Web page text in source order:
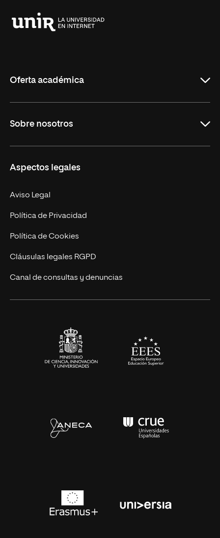
Oferta académica
Másteres Oficiales
Doctorados
Experto Universitario
Postgrados
Cursos Universitarios
Sobre nosotros
Facultades
Nuestro Equipo
Trabaja en UNIR
Actualidad
UNIR Revista
Eventos
Aspectos legales
Aviso Legal
Política de Privacidad
Política de Cookies
Cláusulas legales RGPD
Canal de consultas y denuncias